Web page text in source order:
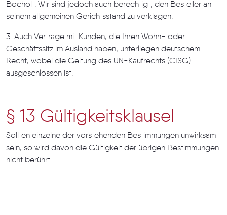
Bocholt. Wir sind jedoch auch berechtigt, den Besteller an
seinem allgemeinen Gerichtsstand zu verklagen.
3. Auch Verträge mit Kunden, die Ihren Wohn- oder
Geschäftssitz im Ausland haben, unterliegen deutschem
Recht, wobei die Geltung des UN-Kaufrechts (CISG)
ausgeschlossen ist.
§ 13 Gültigkeitsklausel
Sollten einzelne der vorstehenden Bestimmungen unwirksam
sein, so wird davon die Gültigkeit der übrigen Bestimmungen
nicht berührt.